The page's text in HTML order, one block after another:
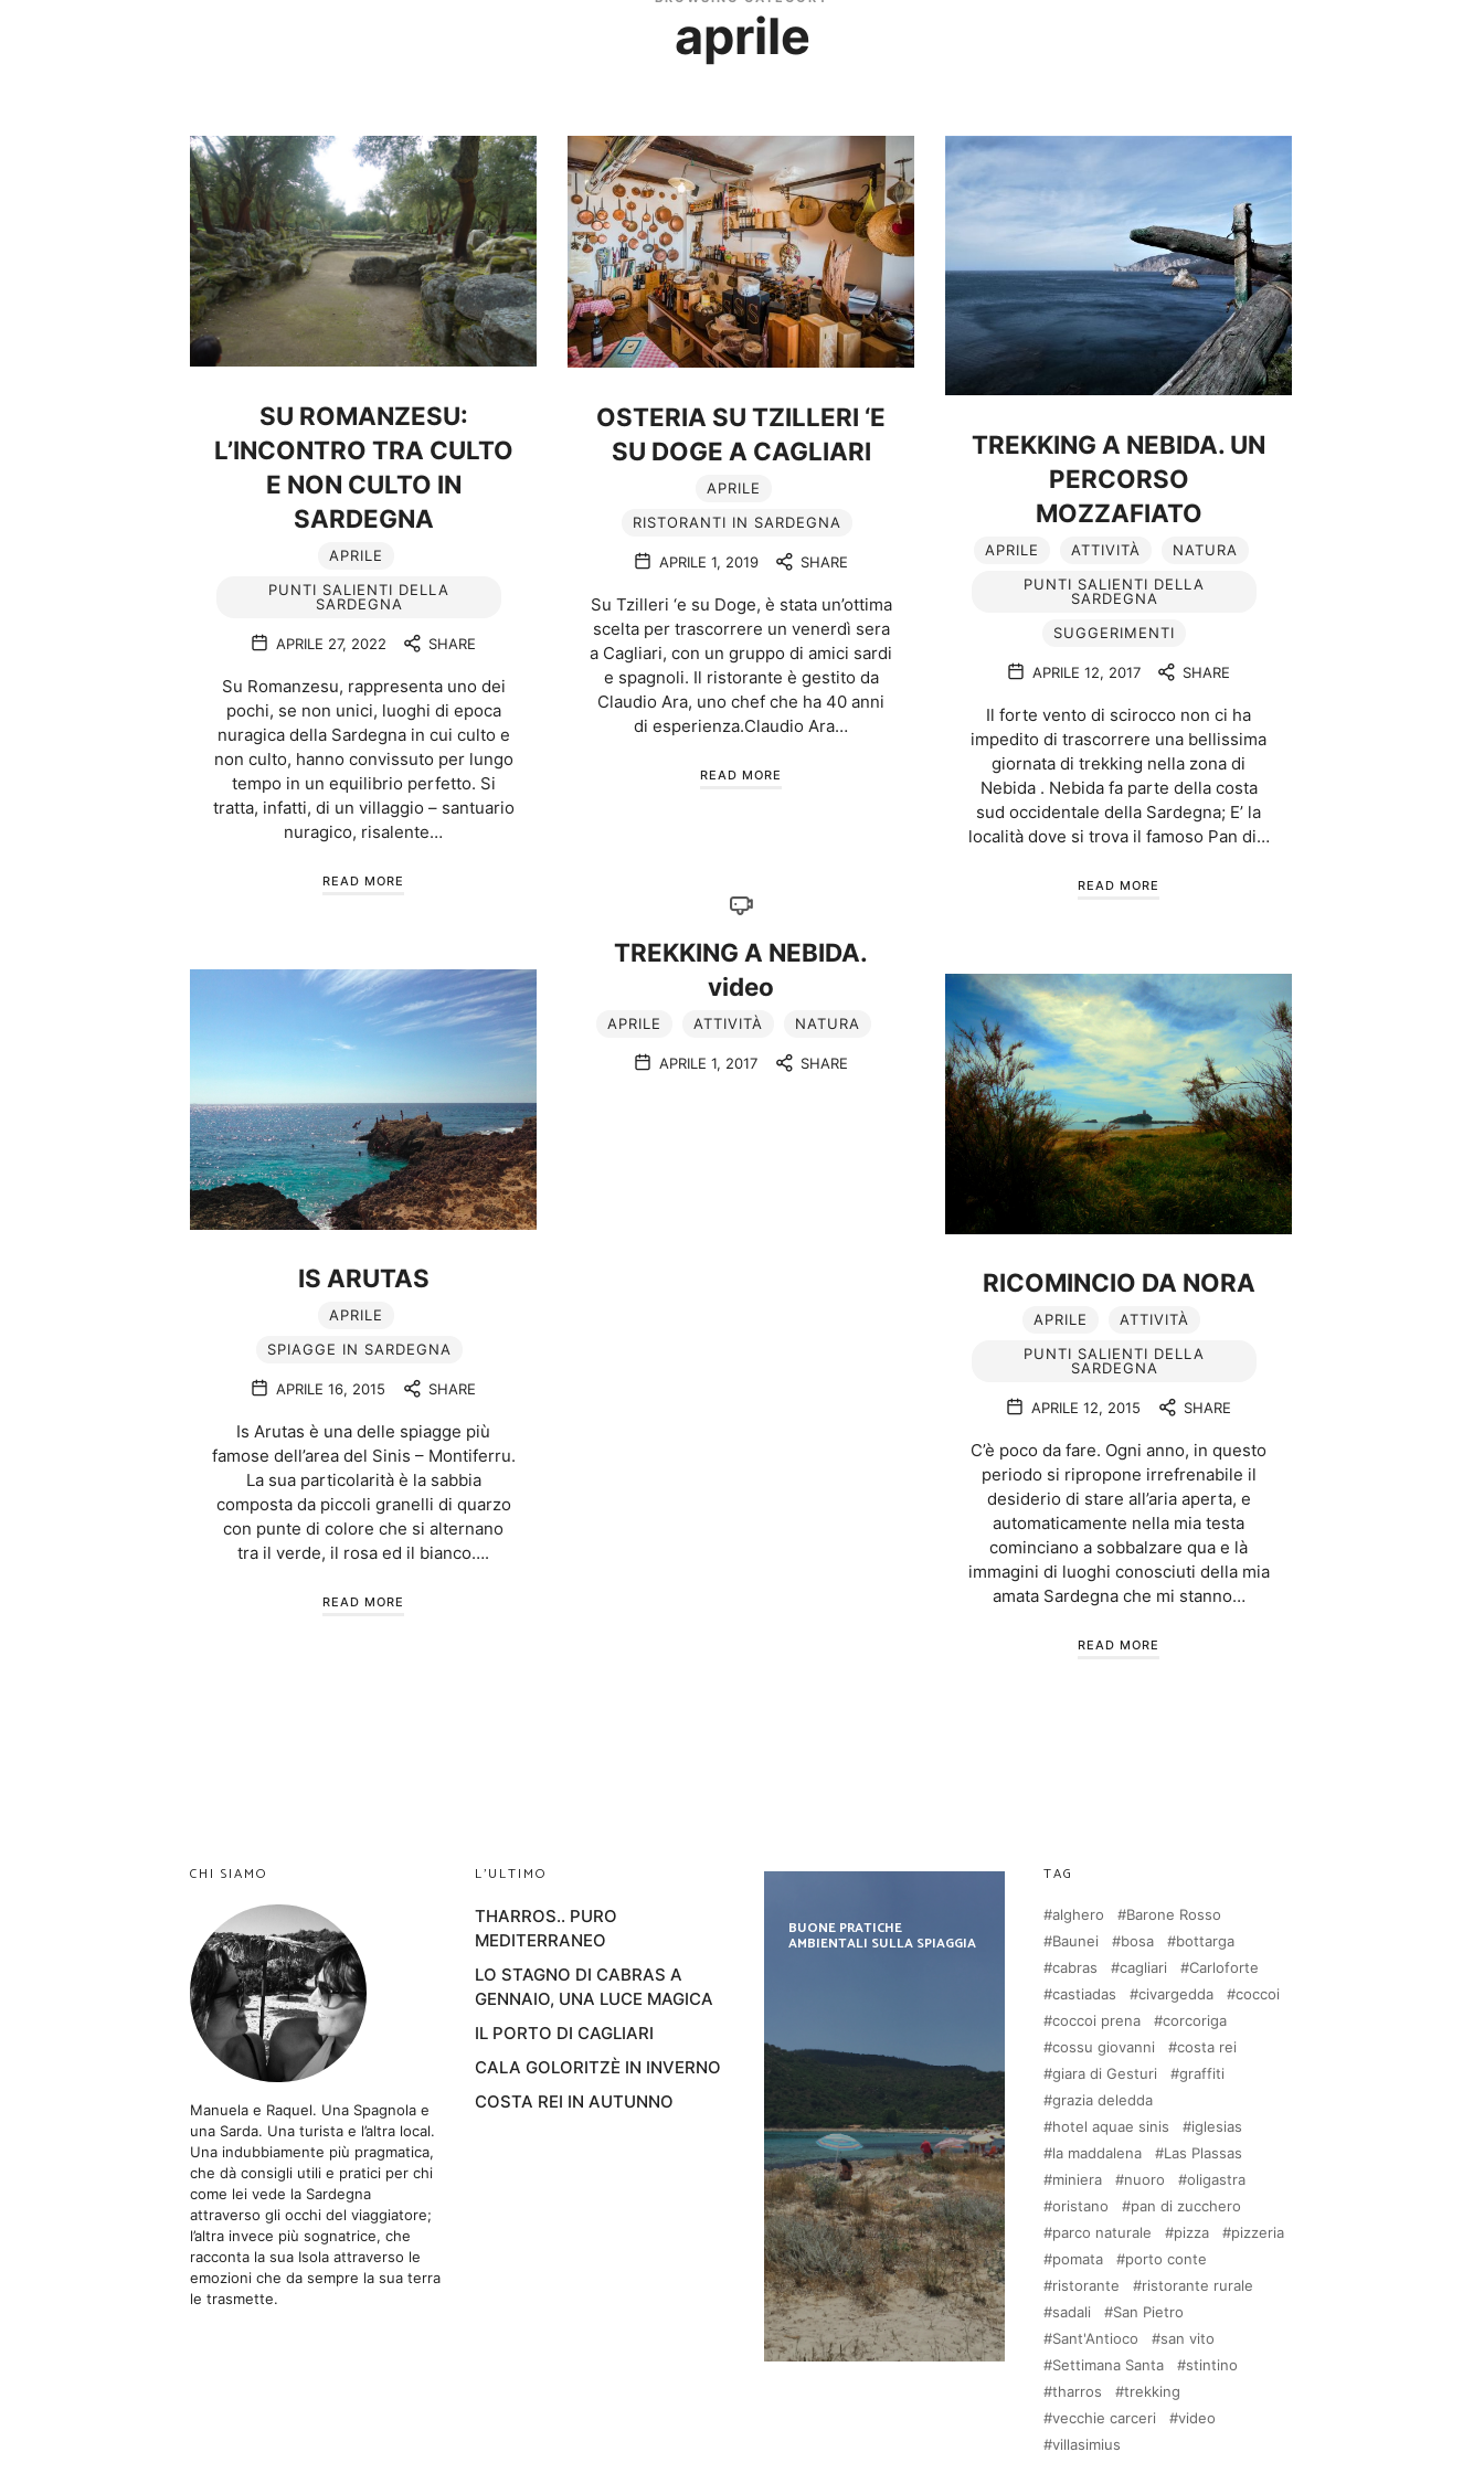
aprile
SU ROMANZESU:
L’INCONTRO TRA CULTO
E NON CULTO IN
SARDEGNA
APRILE
PUNTI SALIENTI DELLA
SARDEGNA
APRILE 27, 2022 SHARE
Su Romanzesu, rappresenta uno dei
pochi, se non unici, luoghi di epoca
nuragica della Sardegna in cui culto e
non culto, hanno convissuto per lungo
tempo in un equilibrio perfetto. Si
tratta, infatti, di un villaggio – santuario
nuragico, risalente…
READ MORE
OSTERIA SU TZILLERI ‘E
SU DOGE A CAGLIARI
APRILE
RISTORANTI IN SARDEGNA
APRILE 1, 2019 SHARE
Su Tzilleri ‘e su Doge, è stata un’ottima
scelta per trascorrere un venerdì sera
a Cagliari, con un gruppo di amici sardi
e spagnoli. Il ristorante è gestito da
Claudio Ara, uno chef che ha 40 anni
di esperienza.Claudio Ara…
READ MORE
TREKKING A NEBIDA. UN
PERCORSO
MOZZAFIATO
APRILE ATTIVITÀ
NATURA
PUNTI SALIENTI DELLA
SARDEGNA
SUGGERIMENTI
APRILE 12, 2017 SHARE
Il forte vento di scirocco non ci ha
impedito di trascorrere una bellissima
giornata di trekking nella zona di
Nebida . Nebida fa parte della costa
sud occidentale della Sardegna; E’ la
località dove si trova il famoso Pan di…
READ MORE
TREKKING A NEBIDA.
video
APRILE ATTIVITÀ NATURA
APRILE 1, 2017 SHARE
IS ARUTAS
APRILE
SPIAGGE IN SARDEGNA
APRILE 16, 2015 SHARE
Is Arutas è una delle spiagge più
famose dell’area del Sinis – Montiferru.
La sua particolarità è la sabbia
composta da piccoli granelli di quarzo
con punte di colore che si alternano
tra il verde, il rosa ed il bianco….
READ MORE
RICOMINCIO DA NORA
APRILE
ATTIVITÀ
PUNTI SALIENTI DELLA
SARDEGNA
APRILE 12, 2015 SHARE
C’è poco da fare. Ogni anno, in questo
periodo si ripropone irrefrenabile il
desiderio di stare all’aria aperta, e
automaticamente nella mia testa
cominciano a sobbalzare qua e là
immagini di luoghi conosciuti della mia
amata Sardegna che mi stanno…
READ MORE
CHI SIAMO
Manuela e Raquel. Una Spagnola e
una Sarda. Una turista e l’altra local.
Una indubbiamente più pragmatica,
che dà consigli utili e pratici per chi
come lei vede la Sardegna
attraverso gli occhi del viaggiatore;
l’altra invece più sognatrice, che
racconta la sua Isola attraverso le
emozioni che da sempre la sua terra
le trasmette.
L’ULTIMO
THARROS.. PURO
MEDITERRANEO
LO STAGNO DI CABRAS A
GENNAIO, UNA LUCE MAGICA
IL PORTO DI CAGLIARI
CALA GOLORITZÈ IN INVERNO
COSTA REI IN AUTUNNO
BUONE PRATICHE
AMBIENTALI SULLA SPIAGGIA
TAG
alghero
Barone Rosso
Baunei
bosa
bottarga
cabras
cagliari
Carloforte
castiadas
civargedda
coccoi
coccoi prena
corcoriga
cossu giovanni
costa rei
giara di Gesturi
graffiti
grazia deledda
hotel aquae sinis
iglesias
la maddalena
Las Plassas
miniera
nuoro
oligastra
oristano
pan di zucchero
parco naturale
pizza
pizzeria
pomata
porto conte
ristorante
ristorante rurale
sadali
San Pietro
Sant'Antioco
san vito
Settimana Santa
stintino
tharros
trekking
vecchie carceri
video
villasimius